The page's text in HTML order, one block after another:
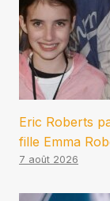
Eric Roberts
fille Emma
7 août 2026